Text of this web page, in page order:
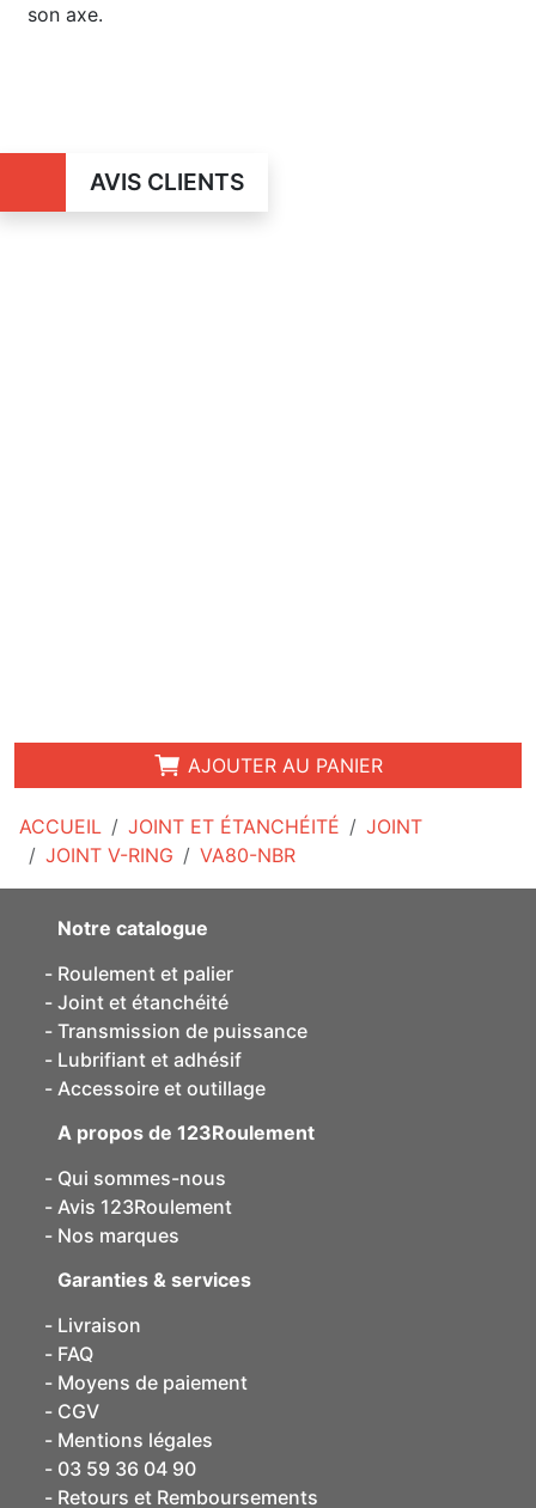
ACCUEIL JOINT ET ÉTANCHÉITÉ
JOINT
JOINT V-RING
VA80-NBR
son axe.
AVIS CLIENTS
AJOUTER AU PANIER
Notre catalogue
Roulement et palier
Joint et étanchéité
Transmission de puissance
Lubrifiant et adhésif
Accessoire et outillage
A propos de 123Roulement
Qui sommes-nous
Avis 123Roulement
Nos marques
Garanties & services
Livraison
FAQ
Moyens de paiement
CGV
Mentions légales
03 59 36 04 90
Retours et Remboursements